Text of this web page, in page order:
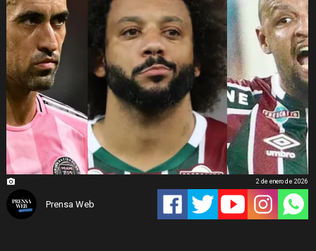
Prensa Web
2 de enero de 2026